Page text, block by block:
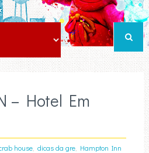
– Hotel Em
house, dicas da gre, Hampton Inn